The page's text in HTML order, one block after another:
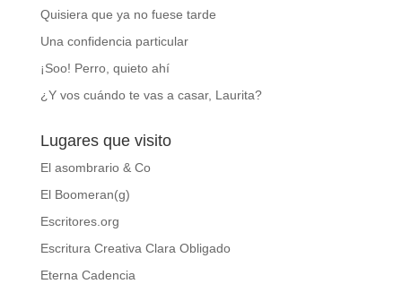
Quisiera que ya no fuese tarde
Una confidencia particular
¡Soo! Perro, quieto ahí
¿Y vos cuándo te vas a casar, Laurita?
Lugares que visito
El asombrario & Co
El Boomeran(g)
Escritores.org
Escritura Creativa Clara Obligado
Eterna Cadencia